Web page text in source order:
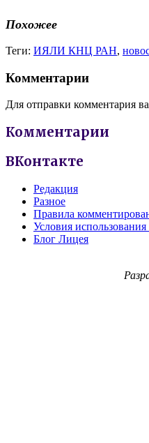
Похожее
Теги: ИЯЛИ КНЦ РАН,
Комментарии
Для отправки комментария
Комментарии
ВКонтакте
Редакция
Разное
Правила
Условия использования
Блог Лицея